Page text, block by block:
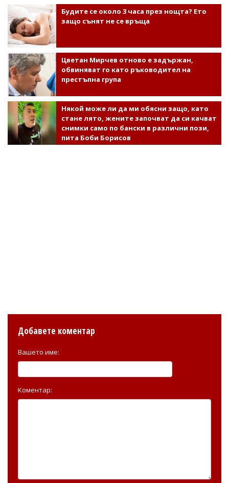
Будите се около 3 часа през нощта? Ето
защо сънят не се връща
Цветан Мирчев отново е задържан,
обвиняват го като ръководител на
престъпна група
Някой може ли да ми обясни защо, като
стане лято, жените започват да си качват
снимки само по бански в различни пози,
пита Боби Борисов
Добавете коментар
Вашето име:
Коментар: